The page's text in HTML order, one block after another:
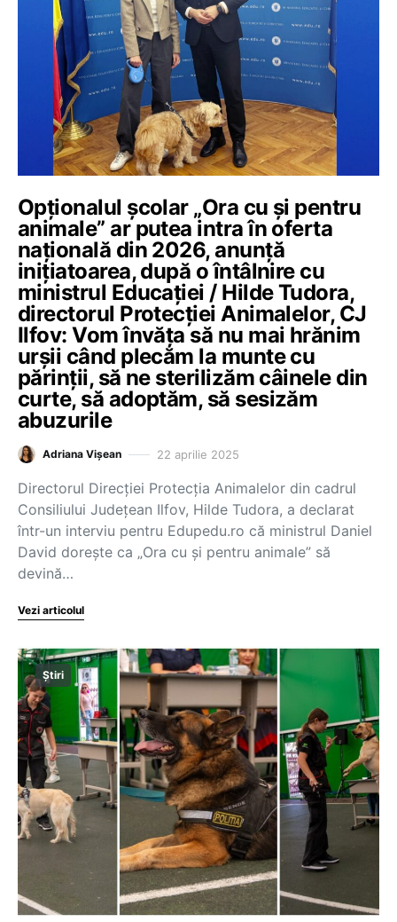
Opționalul școlar „Ora cu și pentru
animale” ar putea intra în oferta
națională din 2026, anunță
inițiatoarea, după o întâlnire cu
ministrul Educației / Hilde Tudora,
directorul Protecției Animalelor, CJ
Ilfov: Vom învăța să nu mai hrănim
urșii când plecăm la munte cu
părinții, să ne sterilizăm câinele din
curte, să adoptăm, să sesizăm
abuzurile
Adriana Vișean 22 aprilie 2025
Directorul Direcției Protecția Animalelor din cadrul
Consiliului Județean Ilfov, Hilde Tudora, a declarat
într-un interviu pentru Edupedu.ro că ministrul Daniel
David dorește ca „Ora cu și pentru animale” să
devină…
Vezi articolul
Știri